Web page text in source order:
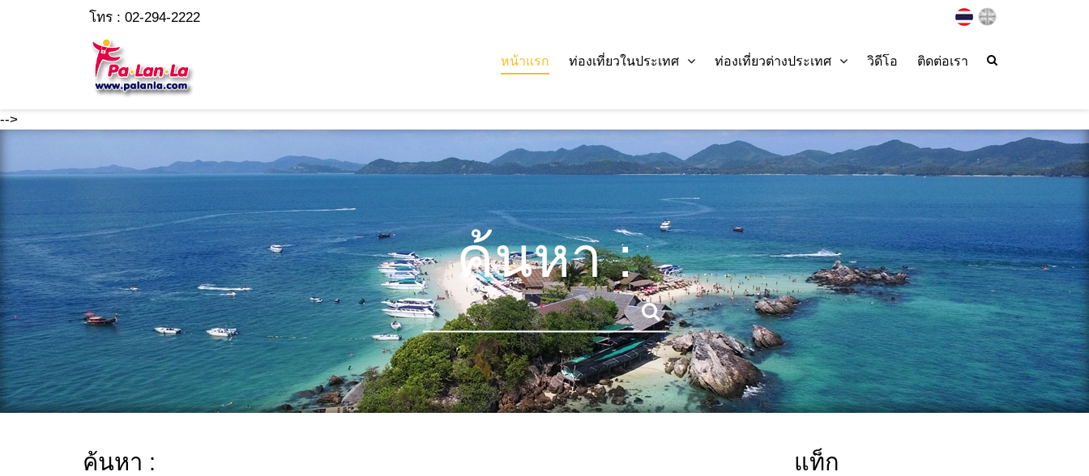
-->
โทร : 02-294-2222
หน้าแรก ท่องเที่ยวในประเทศ ท่องเที่ยวต่างประเทศ วิดีโอ ติดต่อเรา
ค้นหา :
ค้นหา : แท็ก